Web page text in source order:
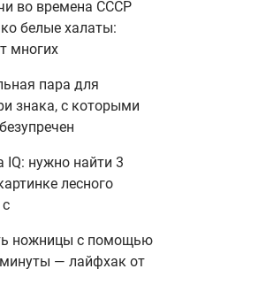
во времена СССР
белые халаты:
многих
пара для
знака, с которыми
IQ: нужно найти 3
лесного
ножницы с помощью
— лайфхак от